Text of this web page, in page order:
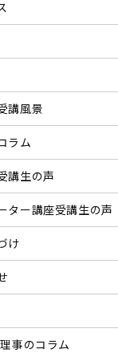
講風景
ラム
講生の声
ター講座受講生の声
け
事のコラム